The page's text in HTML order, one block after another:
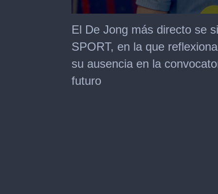
seconds
of
minutes,
seconds
El De Jong más directo se
SPORT, en la que
su ausencia en la
futuro